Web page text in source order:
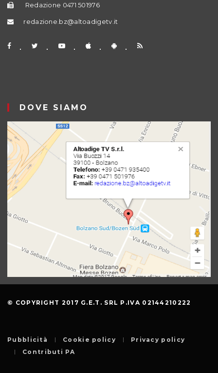
Redazione 0471 501976
redazione.bz@altoadigetv.it
DOVE SIAMO
© COPYRIGHT 2017 G.E.T. SRL P.IVA 02144210222
Pubblicità Cookie policy
Privacy policy
Contributi PA